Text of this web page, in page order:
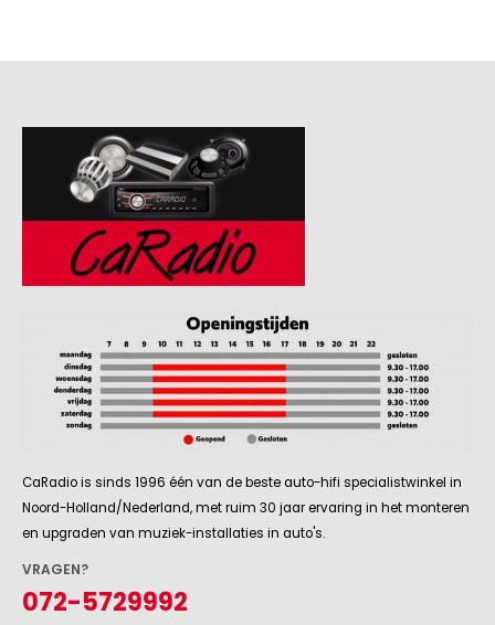
CaRadio is sinds 1996 één van de beste auto-hifi specialistwinkel in
Noord-Holland/Nederland, met ruim 30 jaar ervaring in het monteren
en upgraden van muziek-installaties in auto's.
VRAGEN?
072-5729992